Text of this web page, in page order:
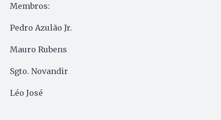
Membros:
Pedro Azulão Jr.
Mauro Rubens
Sgto. Novandir
Léo José